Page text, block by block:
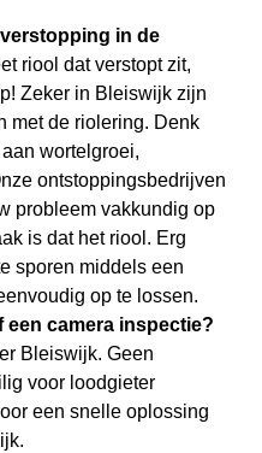
verstopping in de
riool dat verstopt zit,
Zeker in Bleiswijk zijn
met de riolering. Denk
wortelgroei,
ontstoppingsbedrijven
probleem vakkundig op
is dat het riool. Erg
sporen middels een
op te lossen.
camera inspectie?
Bleiswijk. Geen
voor loodgieter
een snelle oplossing